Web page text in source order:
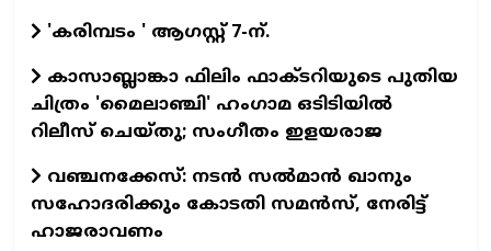
'കരിമ്പടം ' ആഗസ്റ്റ് 7-ന്.
കാസാബ്ലാങ്കാ ഫിലിം ഫാക്ടറിയുടെ പുതിയ
ചിത്രം 'മൈലാഞ്ചി' ഹംഗാമ ഒടിടിയില്‍
റിലീസ് ചെയ്തു; സംഗീതം ഇളയരാജ
വഞ്ചനക്കേസ്: നടന്‍ സല്‍മാന്‍ ഖാനും
സഹോദരിക്കും കോടതി സമന്‍സ്, നേരിട്ട്
ഹാജരാവണം